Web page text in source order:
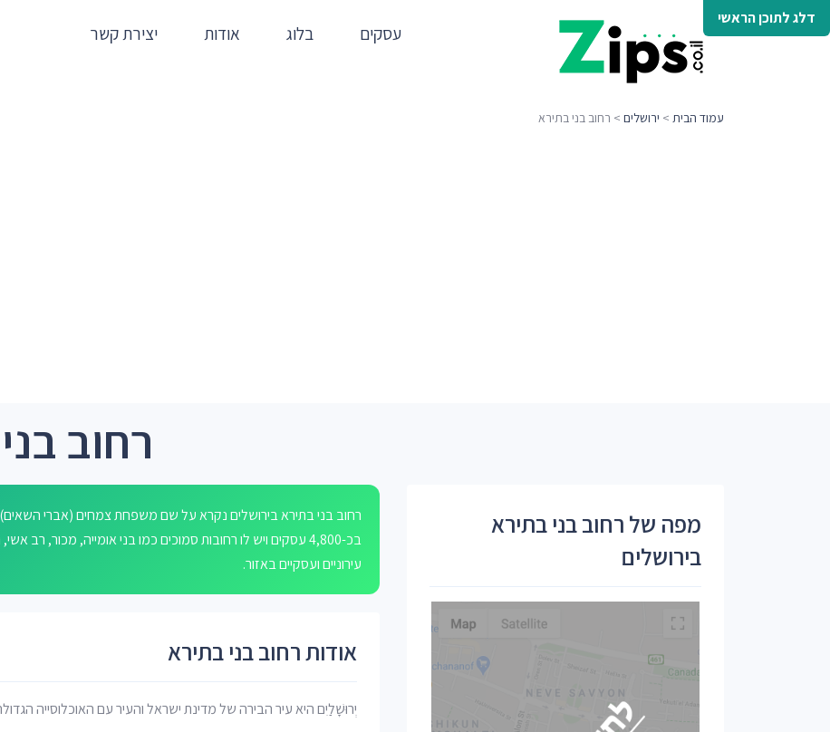
דלג לתוכן הראשי
עסקים בלוג אודות יצירת קשר
עמוד הבית > ירושלים > רחוב בני בתירא
רחוב
רחוב בני בתירא בירושלים נקרא על שם משפחת צמחים (אברי
בכ-4,800 עסקים ויש לו רחובות סמוכים כמו בני אומייה, מכור,
עירוניים ועסקיים באזור.
אודות רחוב בני בתירא
יְרוּשָׁלַיִם היא עיר הבירה של מדינת ישראל והעיר עם האוכלוסייה
מפה של רחוב בני בתירא
בירושלים